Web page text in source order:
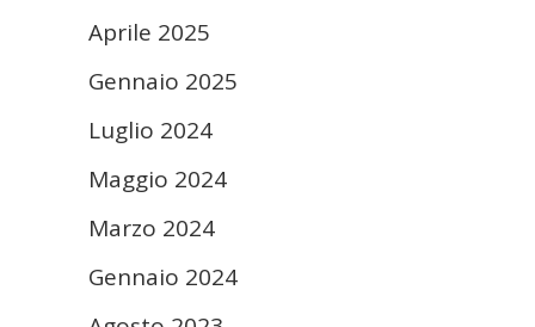
Aprile 2025
Gennaio 2025
Luglio 2024
Maggio 2024
Marzo 2024
Gennaio 2024